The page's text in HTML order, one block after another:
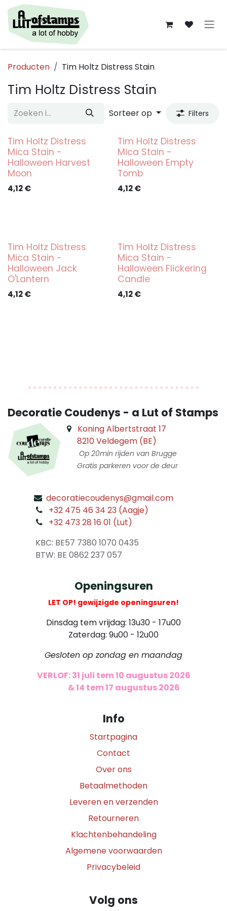
Overslaan naar inhoud
Producten Tim Holtz Distress Stain
Tim Holtz Distress Stain
Sorteer op Filters
Tim Holtz Distress
Mica Stain -
Halloween Harvest
Moon
4,12€
Tim Holtz Distress
Mica Stain -
Halloween Empty
Tomb
4,12€
Tim Holtz Distress
Mica Stain -
Halloween Jack
O'Lantern
4,12€
Tim Holtz Distress
Mica Stain -
Halloween Flickering
Candle
4,12€
Decoratie Coudenys - a Lut of Stamps
Koning Albertstraat 17
8210 Veldegem (BE)
Op 20min rijden van Brugge
Gratis parkeren voor de deur
decoratiecoudenys@gmail.com
+32 475 46 34 23 (Aagje)
+32 473 28 16 01 (Lut)
KBC: BE57 7380 1070 0435
​ BTW: BE 0862 237 057
Openingsuren
LET OP! gewijzigde openingsuren!
Dinsdag tem vrijdag: 13u30 - 17u00
Zaterdag: 9u00 - 12u00
Gesloten op zondag en maandag
VERLOF: 31 juli tem 10 augustus 2026
& 14 tem 17 augustus 2026
Info
Startpagina
Contact
Over ons
Betaalmethoden
Leveren en verzenden
Retourneren
Klachtenbehandeling
Algemene voorwaarden
Privacybeleid
Volg ons